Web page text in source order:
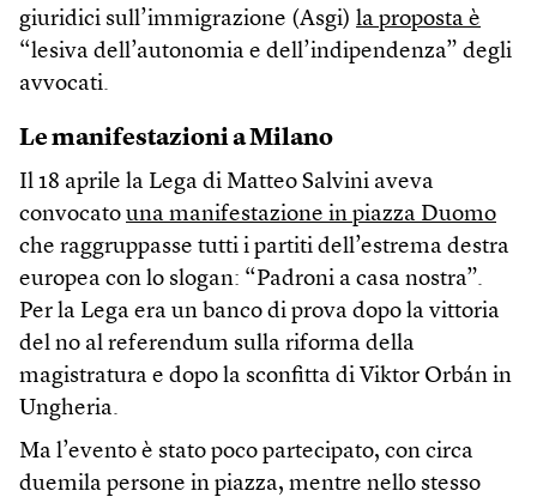
giuridici sull’immigrazione (Asgi) la proposta è
“lesiva dell’autonomia e dell’indipendenza” degli
avvocati.
Le manifestazioni a Milano
Il 18 aprile la Lega di Matteo Salvini aveva
convocato una manifestazione in piazza Duomo
che raggruppasse tutti i partiti dell’estrema destra
europea con lo slogan: “Padroni a casa nostra”.
Per la Lega era un banco di prova dopo la vittoria
del no al referendum sulla riforma della
magistratura e dopo la sconfitta di Viktor Orbán in
Ungheria.
Ma l’evento è stato poco partecipato, con circa
duemila persone in piazza, mentre nello stesso